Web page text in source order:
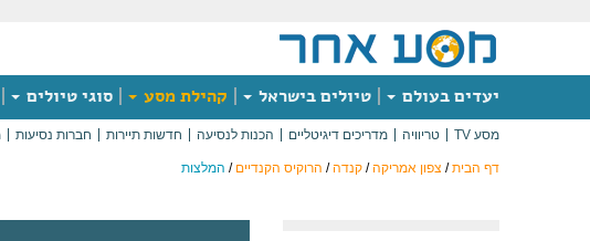
יעדים בעולם טיולים בישראל קהילת מסע סוגי טיולים
מסע TV טריוויה מדריכים דיגיטליים הכנות לנסיעה חדשות תיירות חברות נסיעות
דף הבית/ צפון אמריקה/ קנדה/ הרוקיס הקנדיים / המלצות